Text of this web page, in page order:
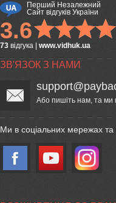
Перший Незалежний
Сайт відгуків України
3.6
73 відгука www.vidhuk.ua
ЗВ'ЯЗОК З НАМИ
Або пишіть нам, та ми
Ми в соціальних мережах